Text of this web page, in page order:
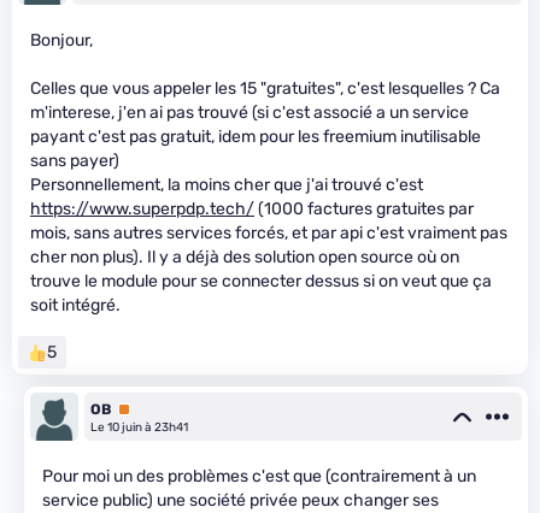
Bonjour,
Celles que vous appeler les 15 "gratuites", c'est lesquelles ? Ca
m'interese, j'en ai pas trouvé (si c'est associé a un service
payant c'est pas gratuit, idem pour les freemium inutilisable
sans payer)
Personnellement, la moins cher que j'ai trouvé c'est
https://www.superpdp.tech/(1000 factures gratuites par
mois, sans autres services forcés, et par api c'est vraiment pas
cher non plus). Il y a déjà des solution open source où on
trouve le module pour se connecter dessus si on veut que ça
soit intégré.
5
OB Premium
Le 10 juin à 23h41
Pour moi un des problèmes c'est que (contrairement à un
service public) une société privée peux changer ses